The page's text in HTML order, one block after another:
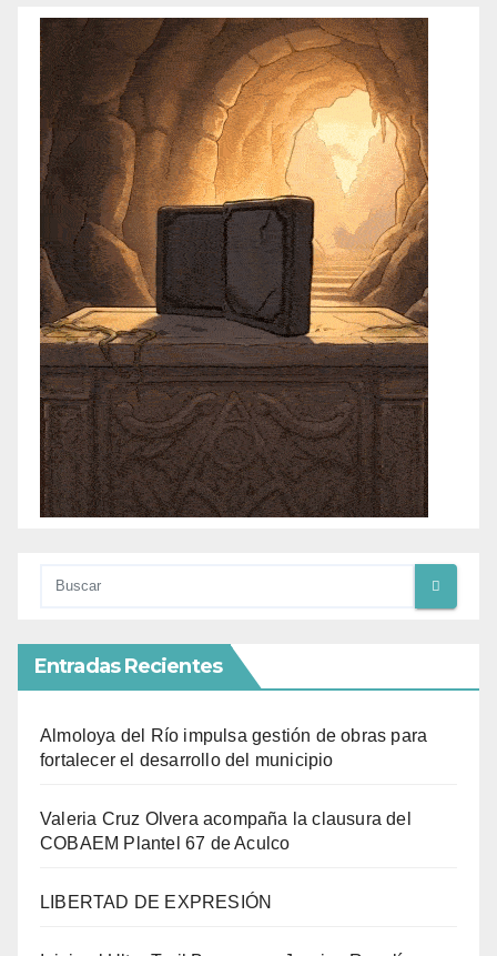
Entradas Recientes
Almoloya del Río impulsa gestión de obras para
fortalecer el desarrollo del municipio
Valeria Cruz Olvera acompaña la clausura del
COBAEM Plantel 67 de Aculco
LIBERTAD DE EXPRESIÓN